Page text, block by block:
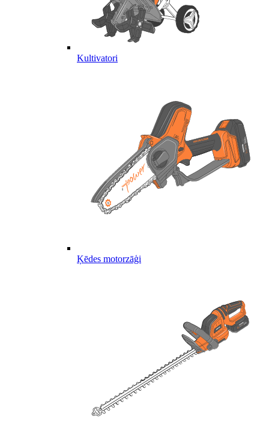
Kultivatori
Ķēdes motorzāģi